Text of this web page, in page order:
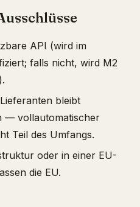
API (wird im
falls nicht, wird M2
bleibt
— vollautomatischer
Teil des Umfangs.
oder in einer EU-
die EU.